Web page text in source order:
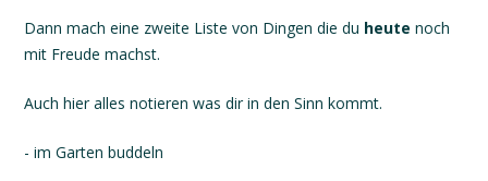
Dann mach eine zweite Liste von Dingen die du heute noch
mit Freude machst.
Auch hier alles notieren was dir in den Sinn kommt.
- im Garten buddeln